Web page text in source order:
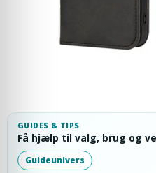
GUIDES & TIPS
Få hjælp til valg, brug og
Guideunivers